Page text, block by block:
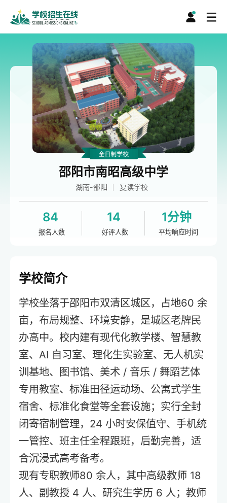
邵阳市南昭高级中学
湖南-邵阳 复读学校
84
报名人数
14
好评人数
1分钟
平均响应时间
学校简介
学校坐落于邵阳市双清区城区，占地60 余
亩，布局规整、环境安静，是城区老牌民
办高中。校内建有现代化教学楼、智慧教
室、AI 自习室、理化生实验室、无人机实
训基地、图书馆、美术 / 音乐 / 舞蹈艺体
专用教室、标准田径运动场、公寓式学生
宿舍、标准化食堂等全套设施；实行全封
闭寄宿制管理，24 小时安保值守、手机统
一管控、班主任全程跟班，后勤完善，适
合沉浸式高考备考。
现有专职教师80 余人，其中高级教师 18
人、副教授 4 人、研究生学历 6 人；教师